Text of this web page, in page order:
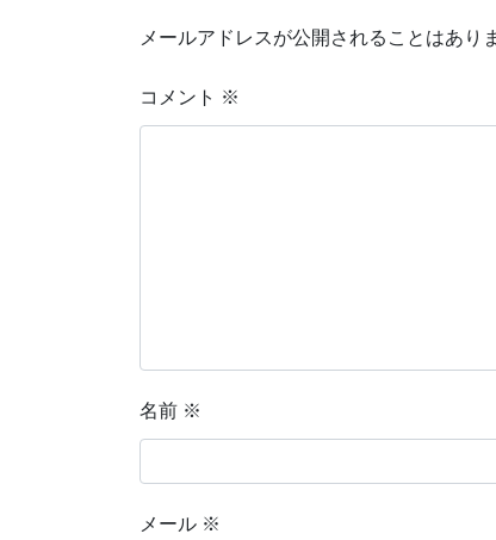
メールアドレスが公開されることはあり
コメント ※
名前 ※
メール ※